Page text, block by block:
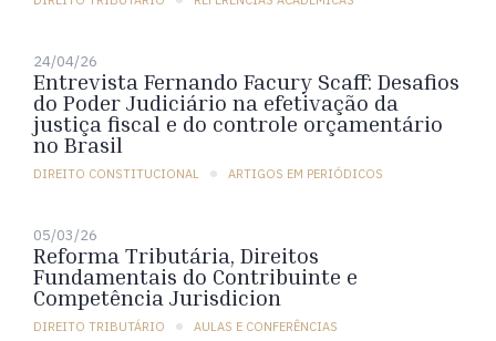
24/04/26
Entrevista Fernando Facury Scaff: Desafios
do Poder Judiciário na efetivação da
justiça fiscal e do controle orçamentário
no Brasil
DIREITO CONSTITUCIONAL ARTIGOS EM PERIÓDICOS
05/03/26
Reforma Tributária, Direitos
Fundamentais do Contribuinte e
Competência Jurisdicion
DIREITO TRIBUTÁRIO AULAS E CONFERÊNCIAS